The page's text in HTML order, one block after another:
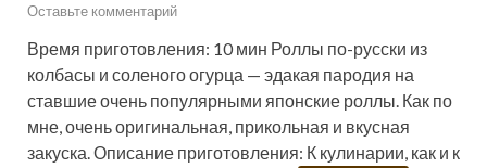
Оставьте комментарий
Время приготовления: 10 мин Роллы по-русски из
колбасы и соленого огурца — эдакая пародия на
ставшие очень популярными японские роллы. Как по
мне, очень оригинальная, прикольная и вкусная
закуска. Описание приготовления: К кулинарии, как и к